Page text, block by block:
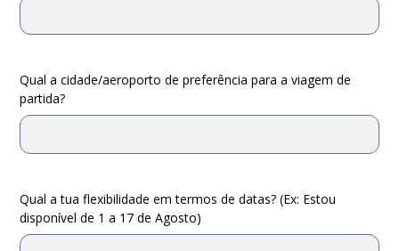
Qual a cidade/aeroporto de preferência para a viagem de
partida?
Qual a tua flexibilidade em termos de datas? (Ex: Estou
disponível de 1 a 17 de Agosto)